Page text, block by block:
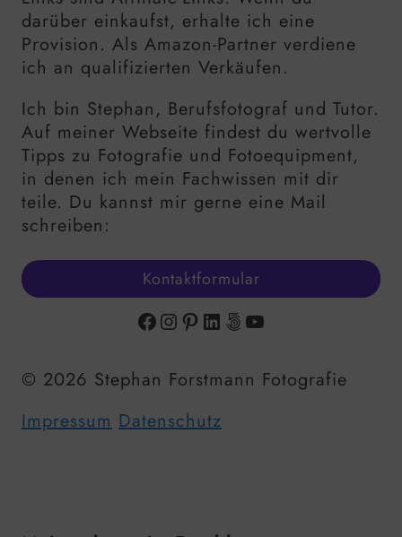
darüber einkaufst, erhalte ich eine
Provision. Als Amazon-Partner verdiene
ich an qualifizierten Verkäufen.
Ich bin Stephan, Berufsfotograf und Tutor.
Auf meiner Webseite findest du wertvolle
Tipps zu Fotografie und Fotoequipment,
in denen ich mein Fachwissen mit dir
teile. Du kannst mir gerne eine Mail
schreiben:
Kontaktformular
Facebook
Instagram
Pinterest
LinkedIn
500px
YouTube
© 2026 Stephan Forstmann Fotografie
Impressum Datenschutz